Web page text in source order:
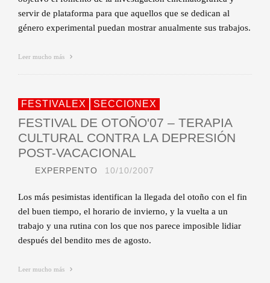
servir de plataforma para que aquellos que se dedican al
género experimental puedan mostrar anualmente sus trabajos.
Leer mucho más
FESTIVALEX SECCIONEX
FESTIVAL DE OTOÑO'07 – TERAPIA
CULTURAL CONTRA LA DEPRESIÓN
POST-VACACIONAL
EXPERPENTO 10/10/2007
Los más pesimistas identifican la llegada del otoño con el fin
del buen tiempo, el horario de invierno, y la vuelta a un
trabajo y una rutina con los que nos parece imposible lidiar
después del bendito mes de agosto.
Leer mucho más